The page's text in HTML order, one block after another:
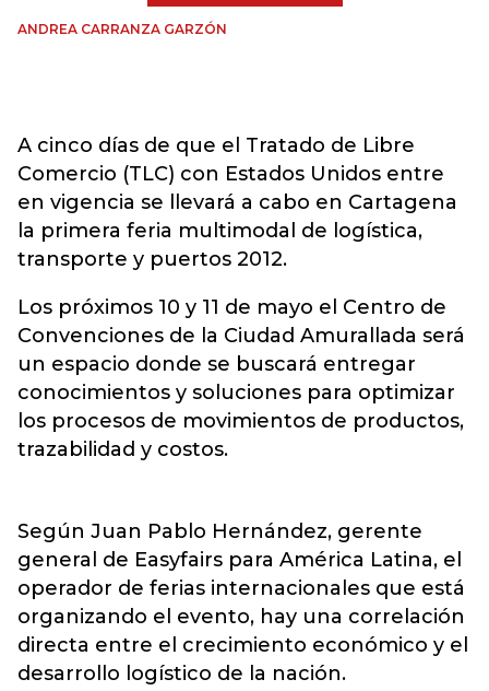
ANDREA CARRANZA GARZÓN
A cinco días de que el Tratado de Libre
Comercio (TLC) con Estados Unidos entre
en vigencia se llevará a cabo en Cartagena
la primera feria multimodal de logística,
transporte y puertos 2012.
Los próximos 10 y 11 de mayo el Centro de
Convenciones de la Ciudad Amurallada será
un espacio donde se buscará entregar
conocimientos y soluciones para optimizar
los procesos de movimientos de productos,
trazabilidad y costos.
Según Juan Pablo Hernández, gerente
general de Easyfairs para América Latina, el
operador de ferias internacionales que está
organizando el evento, hay una correlación
directa entre el crecimiento económico y el
desarrollo logístico de la nación.